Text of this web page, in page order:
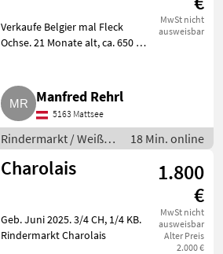
MwSt nicht
ausweisbar
Verkaufe Belgier mal Fleck
Ochse. 21 Monate alt, ca. 650 kg.
Schlachtung nur im Umkreis
von Palting, Mattsee, Lochen. R
Manfred Rehrl
5163 Mattsee
Rindermarkt / Weiß-
blaue Belgier
18 Min. online
Charolais
1.800
€
MwSt nicht
ausweisbar
Alter Preis
2.000 €
Geb. Juni 2025. 3/4 CH, 1/4 KB.
Rindermarkt Charolais